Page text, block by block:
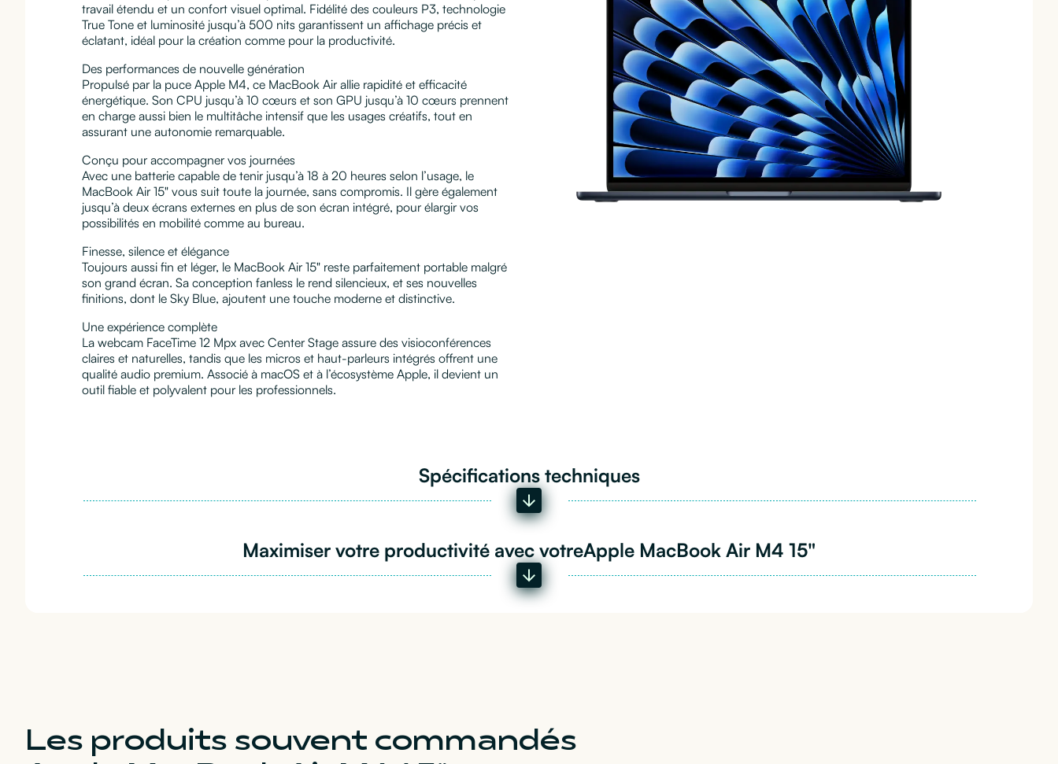
travail étendu et un confort visuel optimal. Fidélité des couleurs P3, technologie
True Tone et luminosité jusqu’à 500 nits garantissent un affichage précis et
éclatant, idéal pour la création comme pour la productivité.
Des performances de nouvelle génération
Propulsé par la puce Apple M4, ce MacBook Air allie rapidité et efficacité
énergétique. Son CPU jusqu’à 10 cœurs et son GPU jusqu’à 10 cœurs prennent
en charge aussi bien le multitâche intensif que les usages créatifs, tout en
assurant une autonomie remarquable.
Conçu pour accompagner vos journées
Avec une batterie capable de tenir jusqu’à 18 à 20 heures selon l’usage, le
MacBook Air 15" vous suit toute la journée, sans compromis. Il gère également
jusqu’à deux écrans externes en plus de son écran intégré, pour élargir vos
possibilités en mobilité comme au bureau.
Finesse, silence et élégance
Toujours aussi fin et léger, le MacBook Air 15" reste parfaitement portable malgré
son grand écran. Sa conception fanless le rend silencieux, et ses nouvelles
finitions, dont le Sky Blue, ajoutent une touche moderne et distinctive.
Une expérience complète
La webcam FaceTime 12 Mpx avec Center Stage assure des visioconférences
claires et naturelles, tandis que les micros et haut-parleurs intégrés offrent une
qualité audio premium. Associé à macOS et à l’écosystème Apple, il devient un
outil fiable et polyvalent pour les professionnels.
Spécifications techniques
Maximiser votre productivité avec votreApple MacBook Air M4 15"
Les produits souvent commandés